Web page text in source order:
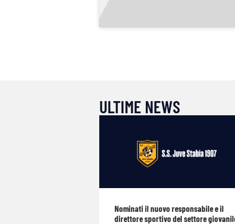
ULTIME NEWS
Nominati il nuovo responsabile e il
direttore sportivo del settore